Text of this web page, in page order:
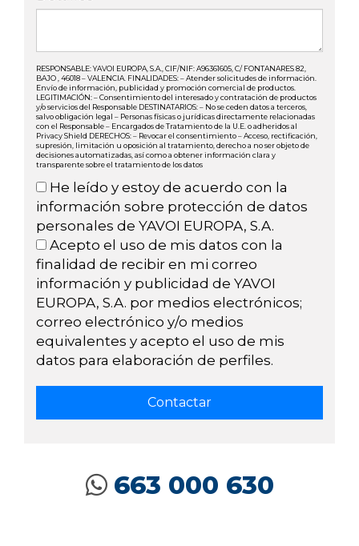
RESPONSABLE: YAVOI EUROPA, S.A., CIF/NIF: A96361605, C/ FONTANARES 82,
BAJO , 46018 – VALENCIA. FINALIDADES: – Atender solicitudes de información.
Envío de información, publicidad y promoción comercial de productos.
LEGITIMACIÓN: – Consentimiento del interesado y contratación de productos
y/o servicios del Responsable DESTINATARIOS: – No se ceden datos a terceros,
salvo obligación legal – Personas físicas o jurídicas directamente relacionadas
con el Responsable – Encargados de Tratamiento de la U.E. o adheridos al
Privacy Shield DERECHOS: – Revocar el consentimiento – Acceso, rectificación,
supresión, limitación u oposición al tratamiento, derecho a no ser objeto de
decisiones automatizadas, así como a obtener información clara y
transparente sobre el tratamiento de los datos
He leído y estoy de acuerdo con la
información sobre protección de datos
personales de YAVOI EUROPA, S.A.
Acepto el uso de mis datos con la
finalidad de recibir en mi correo
información y publicidad de YAVOI
EUROPA, S.A. por medios electrónicos;
correo electrónico y/o medios
equivalentes y acepto el uso de mis
datos para elaboración de perfiles.
663 000 630